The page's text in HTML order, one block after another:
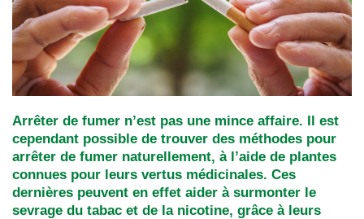
Arrêter de fumer n’est pas une mince affaire. Il est
cependant possible de trouver des méthodes pour
arrêter de fumer naturellement, à l’aide de plantes
connues pour leurs vertus médicinales. Ces
dernières peuvent en effet aider à surmonter le
sevrage du tabac et de la nicotine, grâce à leurs